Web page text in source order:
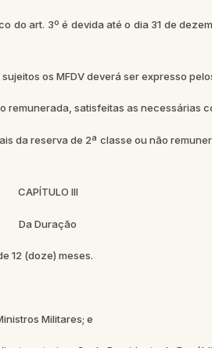
art. 3º é devida até o dia 31 de
os MFDV deverá ser expresso
satisfeitas as necessárias
reserva de 2ª classe ou não
CAPÍTULO III
Da Duração
12 (doze) meses.
Militares; e